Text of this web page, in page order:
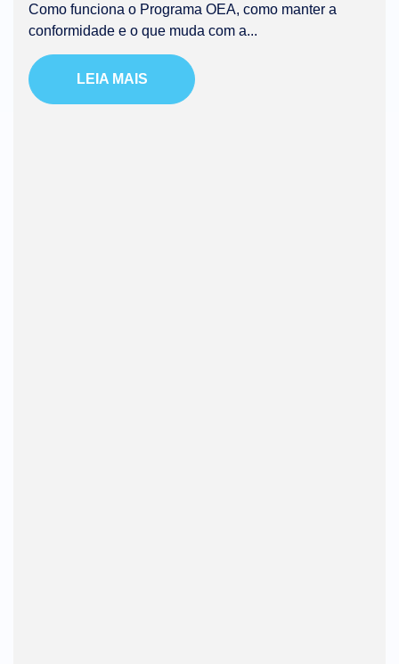
Como funciona o Programa OEA, como manter a
conformidade e o que muda com a...
LEIA MAIS